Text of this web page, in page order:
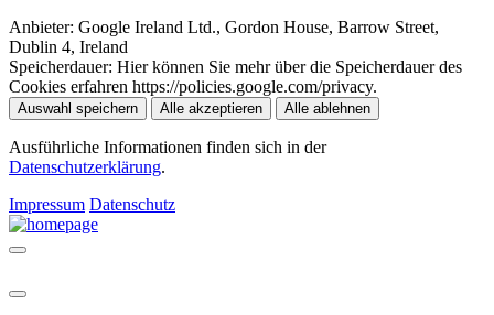
Anbieter: Google Ireland Ltd., Gordon House, Barrow Street,
Dublin 4, Ireland
Speicherdauer: Hier können Sie mehr über die Speicherdauer des
Cookies erfahren https://policies.google.com/privacy.
Auswahl speichern Alle akzeptieren Alle ablehnen
Ausführliche Informationen finden sich in der
Datenschutzerklärung.
Impressum Datenschutz